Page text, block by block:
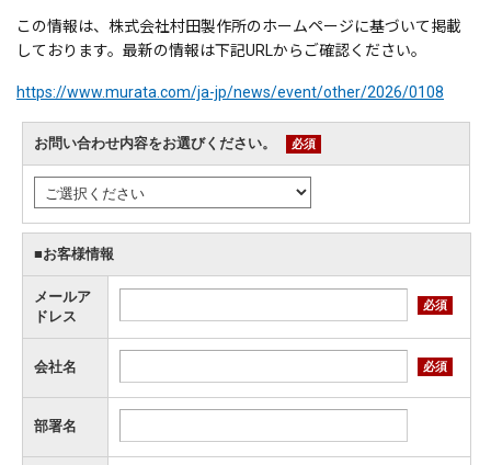
この情報は、株式会社村田製作所のホームページに基づいて掲載
しております。最新の情報は下記URLからご確認ください。
https://www.murata.com/ja-jp/news/event/other/2026/0108
お問い合わせ内容をお選びください。 必須
■お客様情報
メールア
ドレス
必須
会社名 必須
部署名